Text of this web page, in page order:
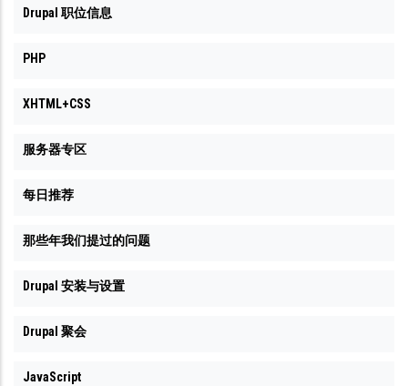
Drupal 职位信息
PHP
XHTML+CSS
服务器专区
每日推荐
那些年我们提过的问题
Drupal 安装与设置
Drupal 聚会
JavaScript